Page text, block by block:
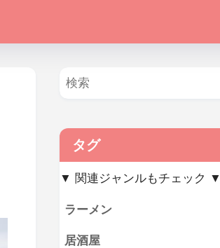
タグ
▼ 関連ジャンルもチェック ▼
ラーメン
居酒屋